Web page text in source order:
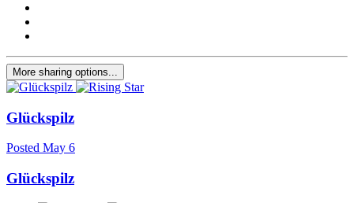
More sharing options...
Glückspilz
Posted May 6
Glückspilz